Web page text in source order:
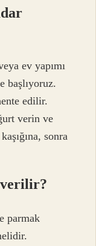
ev yapımı
başlıyoruz.
edilir.
verin ve
sonra
verilir?
parmak